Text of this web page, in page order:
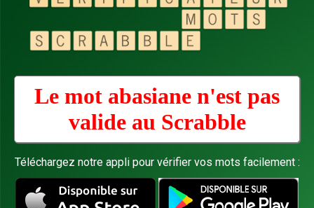
Le mot abasiane n'est pas
valide au Scrabble
Téléchargez notre appli pour vérifier vos mots facilement :